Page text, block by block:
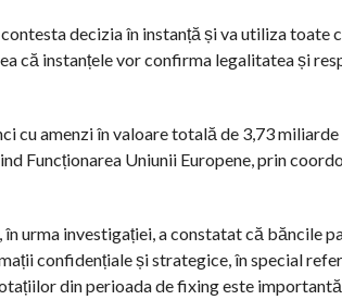
contesta decizia în instanță și va utiliza
că instanțele vor confirma legalitatea și
cu amenzi în valoare totală de 3,73
Funcționarea Uniunii Europene, prin
urma investigației, a constatat că băncile
confidențiale și strategice, în special
din perioada de fixing este